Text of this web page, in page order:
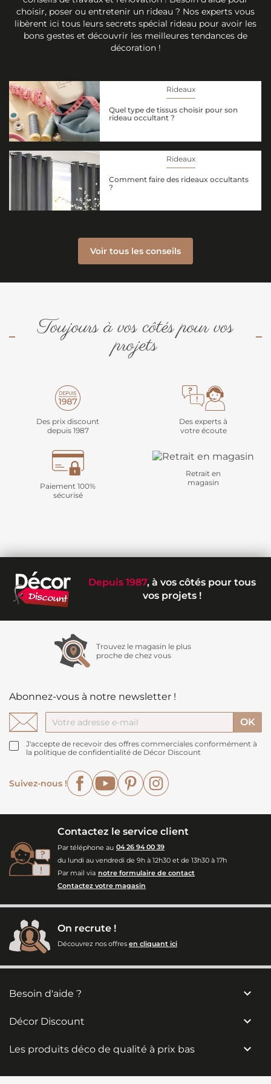
choisir, poser ou entretenir un rideau ? Nos experts vous
libèrent ici tous leurs secrets spécial rideau pour avoir les
bons gestes et découvrir les meilleures tendances de
décoration !
Rideaux
Quel type de tissus choisir pour son
rideau occultant ?
Rideaux
Comment faire des rideaux occultants
?
Voir tous les conseils
Toujours à vos côtés pour vos
projets
Des prix discount
depuis 1987
Des experts à
votre écoute
Paiement 100%
sécurisé
Retrait en
magasin
Depuis 1987, à vos côtés pour tous
vos projets !
Trouvez le magasin le plus
proche de chez vous
Abonnez-vous à notre newsletter !
J'accepte de recevoir des offres commerciales conformément à
la politique de confidentialité de Décor Discount
Suivez-nous !
FacebookYouTubePinterest
Contactez le service client
Par téléphone au 04 26 94 00 39
du lundi au vendredi de 9h à 12h30 et de 13h30 à 17h
Par mail via notre formulaire de contact
Contactez votre magasin
On recrute !
Découvrez nos offres en cliquant ici
Besoin d'aide ? 
Décor Discount 
Les produits déco de qualité à prix bas 